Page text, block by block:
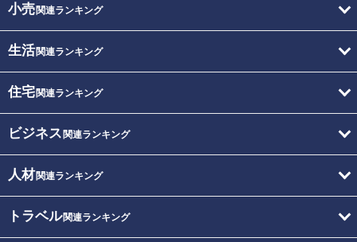
小売関連ランキング
生活関連ランキング
住宅関連ランキング
ビジネス 関連ランキング
人材関連ランキング
トラベル関連ランキング